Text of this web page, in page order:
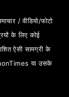
/ वीडियो/फोटो
के लिए कोई
ऐसी सामग्री के
या उसके